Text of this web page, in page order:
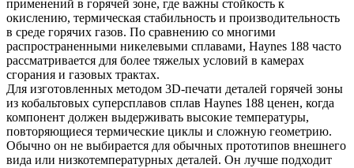
применений в горячей зоне, где важны стойкость к
окислению, термическая стабильность и производительность
в среде горячих газов. По сравнению со многими
распространенными никелевыми сплавами, Haynes 188 часто
рассматривается для более тяжелых условий в камерах
сгорания и газовых трактах.
Для изготовленных методом 3D-печати деталей горячей зоны
из кобальтовых суперсплавов сплав Haynes 188 ценен, когда
компонент должен выдерживать высокие температуры,
повторяющиеся термические циклы и сложную геометрию.
Обычно он не выбирается для обычных прототипов внешнего
вида или низкотемпературных деталей. Он лучше подходит